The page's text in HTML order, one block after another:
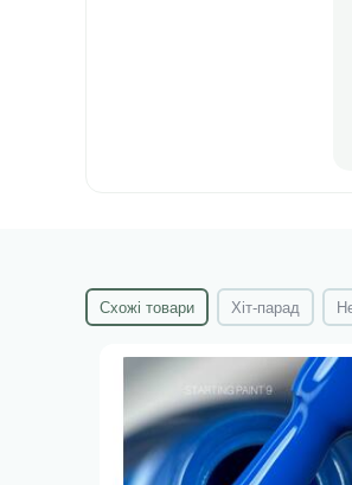
Підготуйте нігті — нанесіть
Виробник: SAGA Professional
Об'єм
Схожі товари Хіт-парад